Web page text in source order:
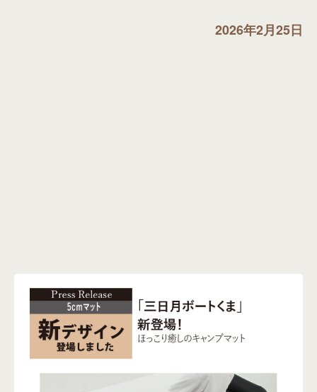
2026年2月25日